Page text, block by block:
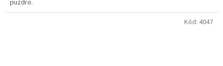
puzdro.
Kód: 4047